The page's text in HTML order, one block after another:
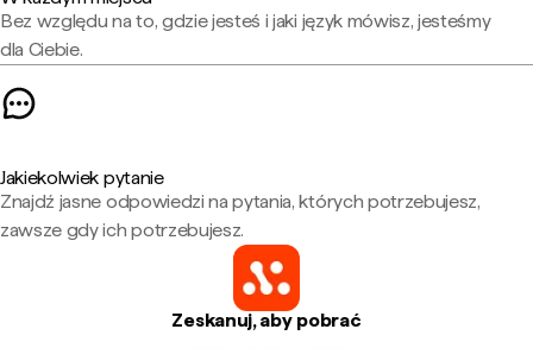
Bez względu na to, gdzie jesteś i jaki język mówisz, jesteśmy
dla Ciebie.
Jakiekolwiek pytanie
Znajdź jasne odpowiedzi na pytania, których potrzebujesz,
zawsze gdy ich potrzebujesz.
Zeskanuj, aby pobrać